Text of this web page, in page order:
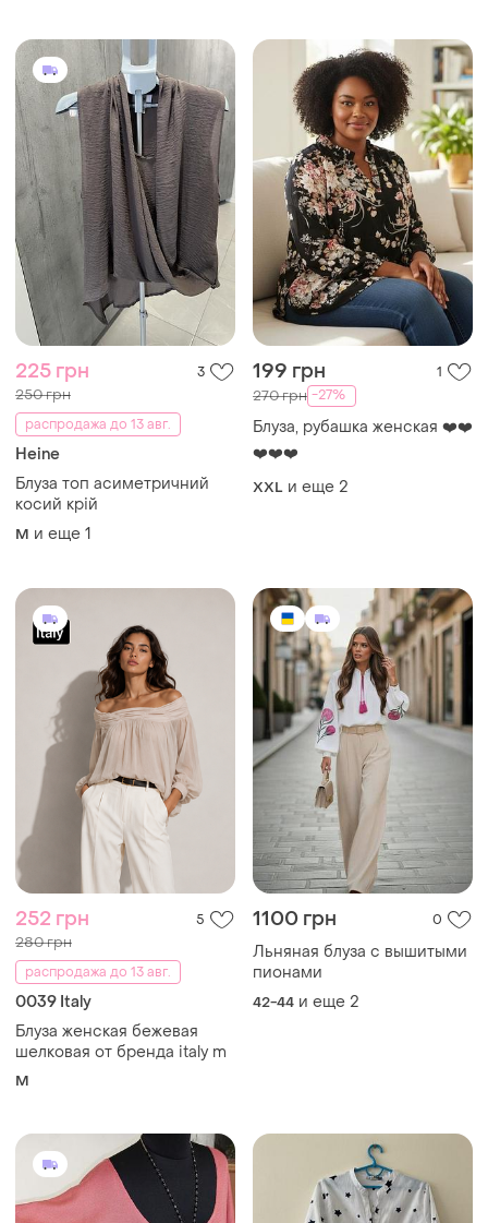
225 грн 3
250 грн
распродажа до 13 авг.
Heine
Блуза топ асиметричний
косий крій
M и еще 1
199 грн 1
270 грн -27%
Блуза, рубашка женская ❤️❤️
❤️❤️❤️
XXL и еще 2
252 грн 5
280 грн
распродажа до 13 авг.
0039 Italy
Блуза женская бежевая
шелковая от бренда italy m
M
1100 грн 0
Льняная блуза с вышитыми
пионами
42-44 и еще 2